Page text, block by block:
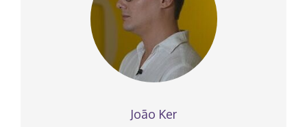
João Ker